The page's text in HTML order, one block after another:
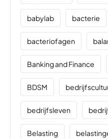
babylab bacterie
bacteriofagen
Banking and Finance
BDSM
bedrijfsleven
Belasting